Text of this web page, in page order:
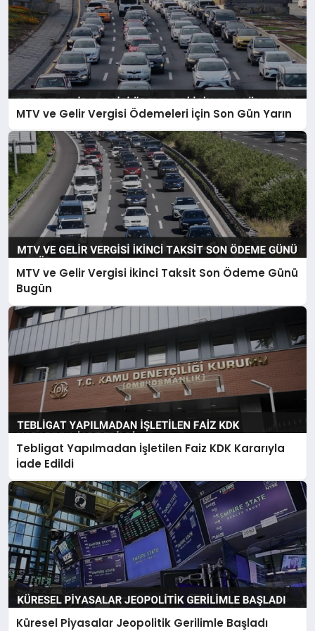
MTV ve Gelir Vergisi Ödemeleri İçin Son Gün Yarın
MTV ve Gelir Vergisi İkinci Taksit Son Ödeme Günü
Bugün
Tebligat Yapılmadan İşletilen Faiz KDK Kararıyla
İade Edildi
Küresel Piyasalar Jeopolitik Gerilimle Başladı